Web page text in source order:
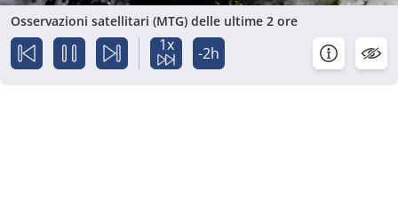
Osservazioni satellitari (MTG) delle ultime 2 ore
1x -2h